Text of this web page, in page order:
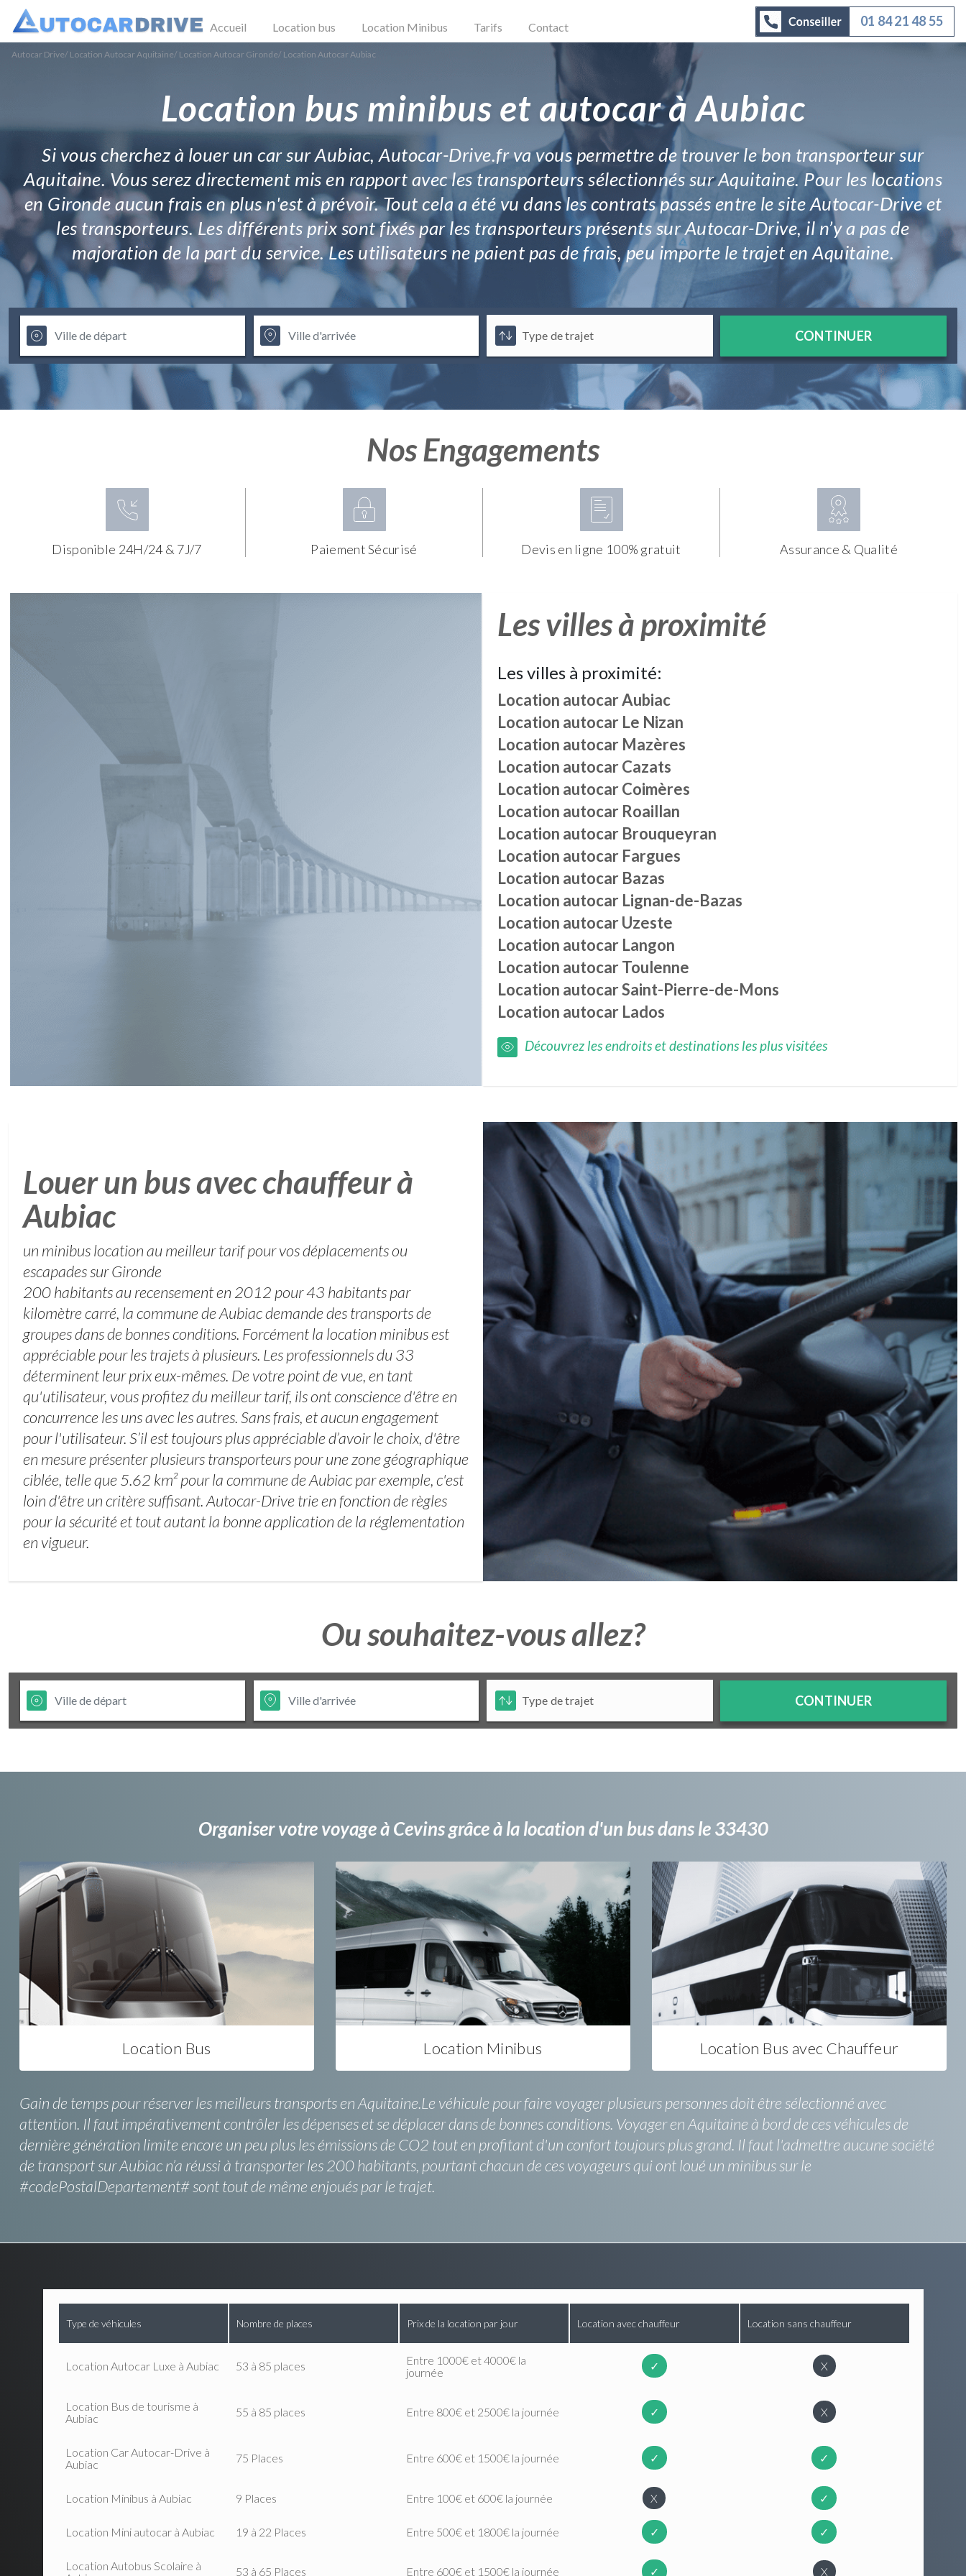
Accueil Location bus Location Minibus Tarifs Contact 01 84 21 48 55
Autocar Drive/ Location Autocar Aquitaine/ Location Autocar Gironde/ Location Autocar Aubiac
Location bus minibus et autocar à Aubiac
Si vous cherchez à louer un car sur Aubiac, Autocar-Drive.fr va vous permettre de trouver le bon transporteur sur
Aquitaine. Vous serez directement mis en rapport avec les transporteurs sélectionnés sur Aquitaine. Pour les locations
en Gironde aucun frais en plus n'est à prévoir. Tout cela a été vu dans les contrats passés entre le site Autocar-Drive et
les transporteurs. Les différents prix sont fixés par les transporteurs présents sur Autocar-Drive, il n’y a pas de
majoration de la part du service. Les utilisateurs ne paient pas de frais, peu importe le trajet en Aquitaine.
CONTINUER
Nos Engagements
Disponible 24H/24 & 7J/7 Paiement Sécurisé Devis en ligne 100% gratuit Assurance & Qualité
Les villes à proximité
Les villes à proximité:
Location autocarAubiac
Location autocar Le Nizan
Location autocar Mazères
Location autocarCazats
Location autocarCoimères
Location autocar Roaillan
Location autocar Brouqueyran
Location autocar Fargues
Location autocar Bazas
Location autocar Lignan-de-Bazas
Location autocarUzeste
Location autocar Langon
Location autocarToulenne
Location autocarSaint-Pierre-de-Mons
Location autocar Lados
Découvrez les endroits et destinations les plus visitées
Louer un bus avec chauffeur à
Aubiac
un minibus location au meilleur tarif pour vos déplacements ou
escapades sur Gironde
200 habitants au recensement en 2012 pour 43 habitants par
kilomètre carré, la commune de Aubiac demande des transports de
groupes dans de bonnes conditions. Forcément la location minibus est
appréciable pour les trajets à plusieurs. Les professionnels du 33
déterminent leur prix eux-mêmes. De votre point de vue, en tant
qu'utilisateur, vous profitez du meilleur tarif, ils ont conscience d'être en
concurrence les uns avec les autres. Sans frais, et aucun engagement
pour l'utilisateur. S’il est toujours plus appréciable d’avoir le choix, d'être
en mesure présenter plusieurs transporteurs pour une zone géographique
ciblée, telle que 5.62 km² pour la commune de Aubiac par exemple, c'est
loin d'être un critère suffisant. Autocar-Drive trie en fonction de règles
pour la sécurité et tout autant la bonne application de la réglementation
en vigueur.
Ou souhaitez-vous allez?
CONTINUER
Organiser votre voyage à Cevins grâce à la location d'un bus dans le 33430
Location Bus Location Minibus Location Bus avec Chauffeur
Gain de temps pour réserver les meilleurs transports en Aquitaine.Le véhicule pour faire voyager plusieurs personnes doit être sélectionné avec
attention. Il faut impérativement contrôler les dépenses et se déplacer dans de bonnes conditions. Voyager en Aquitaine à bord de ces véhicules de
dernière génération limite encore un peu plus les émissions de CO2 tout en profitant d'un confort toujours plus grand. Il faut l'admettre aucune société
de transport sur Aubiac n’a réussi à transporter les 200 habitants, pourtant chacun de ces voyageurs qui ont loué un minibus sur le
#codePostalDepartement# sont tout de même enjoués par le trajet.
Type de véhicules Nombre de places Prix de la location par jour Location avec chauffeur Location sans chauffeur
Location Autocar Luxe à Aubiac 53 à 85 places
Entre 1000€ et 4000€ la
journée
✓ X
Location Bus de tourisme à
Aubiac
55 à 85 places Entre 800€ et 2500€ la journée ✓ X
Location Car Autocar-Drive à
Aubiac
75 Places Entre 600€ et 1500€ la journée ✓ ✓
Location Minibus à Aubiac 9 Places Entre 100€ et 600€ la journée X ✓
Location Mini autocar à Aubiac 19 à 22 Places Entre 500€ et 1800€ la journée ✓ ✓
Location Autobus Scolaire à
53 à 65 Places Entre 600€ et 1500€ la journée ✓ X